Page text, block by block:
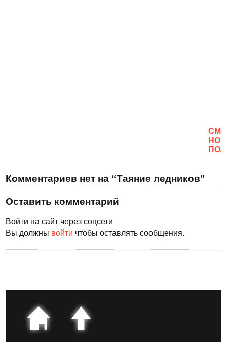
Комментариев нет на “Таяние ледников”
Оставить комментарий
Войти на сайт через соцсети
Вы должны войти чтобы оставлять сообщения.